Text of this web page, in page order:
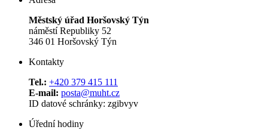
Městský úřad Horšovský Týn
náměstí Republiky 52
346 01 Horšovský Týn
Kontakty
Tel.: +420 379 415 111
E-mail: posta@muht.cz
ID datové schránky: zgibvyv
Úřední hodiny